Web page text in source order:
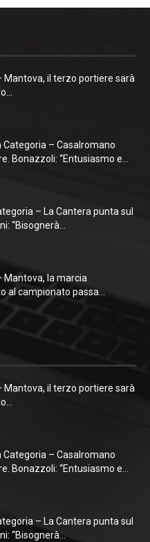
Mantova, il terzo portiere sarà
Categoria – Casalromano
Bonazzoli: “Entusiasmo e...
– La Cantera punta sul
“Bisognerà...
Mantova, la marcia
al campionato passa...
Mantova, il terzo portiere sarà
Categoria – Casalromano
Bonazzoli: “Entusiasmo e...
– La Cantera punta sul
“Bisognerà...